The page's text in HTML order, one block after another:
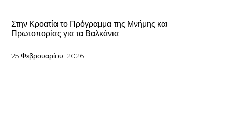
Στην Κροατία το Πρόγραμμα της Μνήμης και
Πρωτοπορίας για τα Βαλκάνια
25 Φεβρουαρίου, 2026